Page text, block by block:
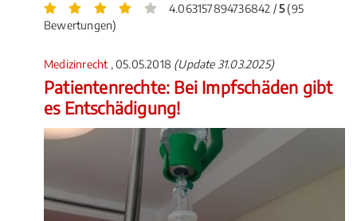
4.063157894736842 /5(95
Bewertungen)
Medizinrecht , 05.05.2018 (Update 31.03.2025)
Patientenrechte: Bei Impfschäden gibt
es Entschädigung!